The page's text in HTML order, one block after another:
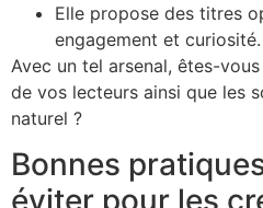
Elle propose des titres
engagement et curiosité.
Avec un tel arsenal, êtes-
de vos lecteurs ainsi que les
naturel ?
Bonnes